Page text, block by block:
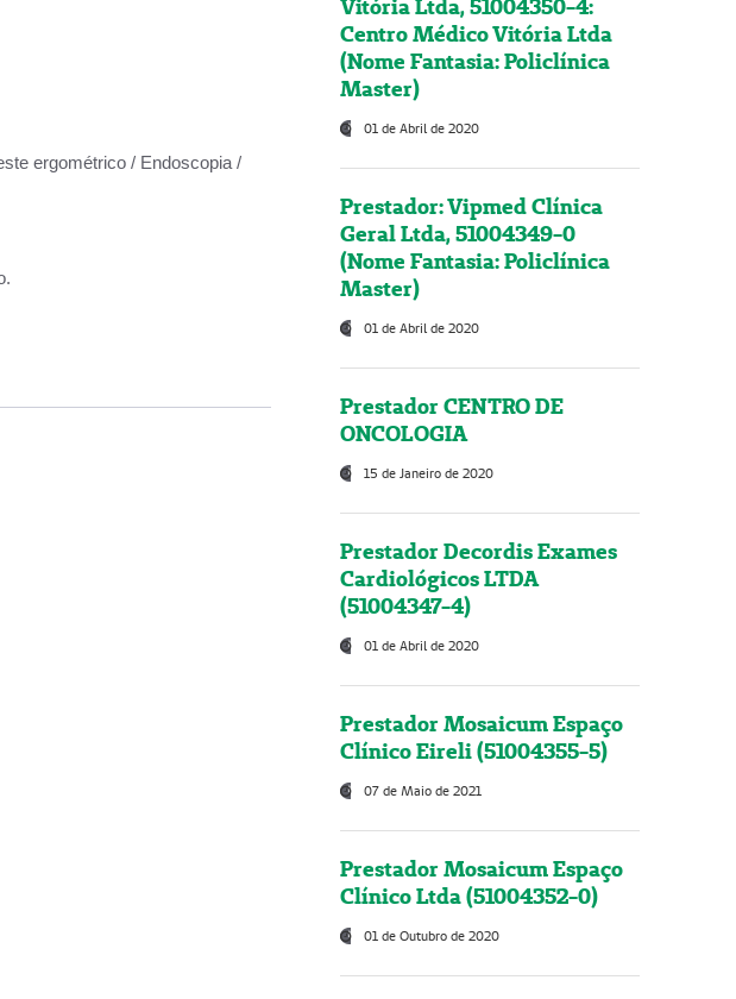
ergométrico / Endoscopia /
Vitória Ltda, 51004350-4:
Centro Médico Vitória Ltda
(Nome Fantasia: Policlínica
Master)
01 de Abril de 2020
Prestador: Vipmed Clínica
Geral Ltda, 51004349-0
(Nome Fantasia: Policlínica
Master)
01 de Abril de 2020
Prestador CENTRO DE
ONCOLOGIA
15 de Janeiro de 2020
Prestador Decordis Exames
Cardiológicos LTDA
(51004347-4)
01 de Abril de 2020
Prestador Mosaicum Espaço
Clínico Eireli (51004355-5)
07 de Maio de 2021
Prestador Mosaicum Espaço
Clínico Ltda (51004352-0)
01 de Outubro de 2020